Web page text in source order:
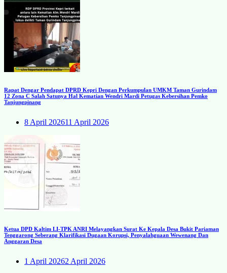
Rapat Dengar Pendapat DPRD Kepri Dengan Perkumpulan UMKM Taman Gurindam
12 Zona C Salah Satunya Hal Kematian Wendri Mardi Petugas Kebersihan Pemko
Tanjungpinang
8 April 202611 April 2026
Ketua DPD Kaltim LI-TPK ANRI Melayangkan Surat Ke Kepala Desa Bukit Pariaman
Tenggarong Seberang Klarifikasi Dugaan Korupsi, Penyalahguaan Wewenang Dan
Anggaran Desa
1 April 20262 April 2026